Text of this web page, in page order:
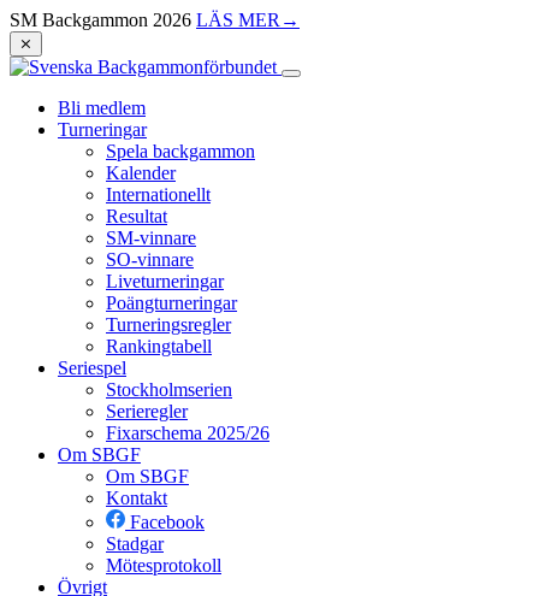
SM Backgammon 2026 LÄS MER →
⨯
Bli medlem
Turneringar
Spela backgammon
Kalender
Internationellt
Resultat
SM-vinnare
SO-vinnare
Liveturneringar
Poängturneringar
Turneringsregler
Rankingtabell
Seriespel
Stockholmserien
Serieregler
Fixarschema 2025/26
Om SBGF
Om SBGF
Kontakt
Facebook
Stadgar
Mötesprotokoll
Övrigt